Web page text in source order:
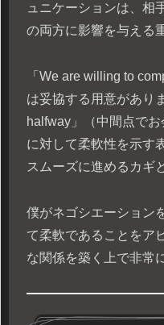
ュニケーションは、相
の両方に影響を与える
「We are willing to
は妥協する用意があり
halfway」（中間点で
に対して柔軟性を示す
スムーズに進めるカギ
僕がネゴシエーション
て柔軟であることをア
な関係を築く上で非常